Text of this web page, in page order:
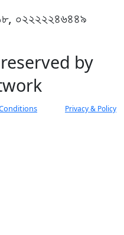
০২২২২২৪৬৪৪৯
by
Privacy & Policy